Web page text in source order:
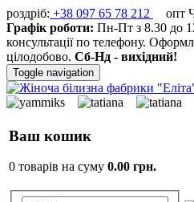
роздріб: +38 097 65 78 212 опт
Графік роботи: Пн-Пт з 8.30 до
консультації по телефону.
цілодобово. Сб-Нд - вихідний!
Toggle navigation
Ваш кошик
0 товарів на суму 0.00 грн.